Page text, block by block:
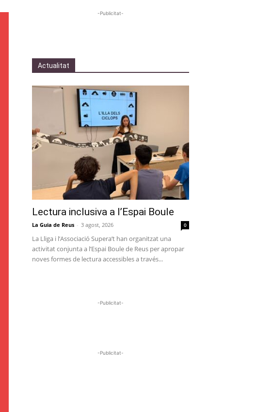
-Publicitat-
Actualitat
Lectura inclusiva a l’Espai Boule
La Guia de Reus - 3 agost, 2026 0
La Lliga i l’Associació Supera’t han organitzat una
activitat conjunta a l’Espai Boule de Reus per apropar
noves formes de lectura accessibles a través...
-Publicitat-
-Publicitat-